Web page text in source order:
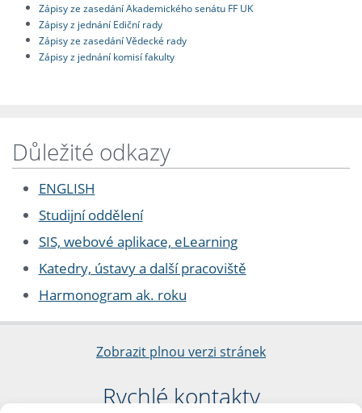
Zápisy ze zasedání Akademického senátu FF UK
Zápisy z jednání Ediční rady
Zápisy ze zasedání Vědecké rady
Zápisy z jednání komisí fakulty
Důležité odkazy
ENGLISH
Studijní oddělení
SIS, webové aplikace, eLearning
Katedry, ústavy a další pracoviště
Harmonogram ak. roku
Zobrazit plnou verzi stránek
Rychlé kontakty